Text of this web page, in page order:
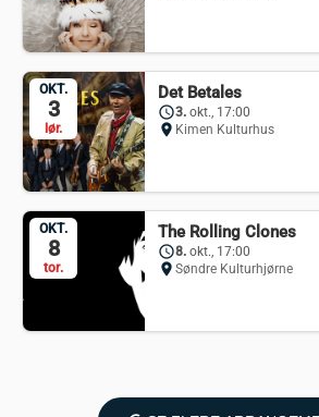
OKT.
3
lør.
Det Betales
schedule3. okt., 17:00
location_on Kimen Kulturhus
OKT.
8
tor.
The Rolling Clones
schedule8. okt., 17:00
location_on Søndre Kulturhjørne